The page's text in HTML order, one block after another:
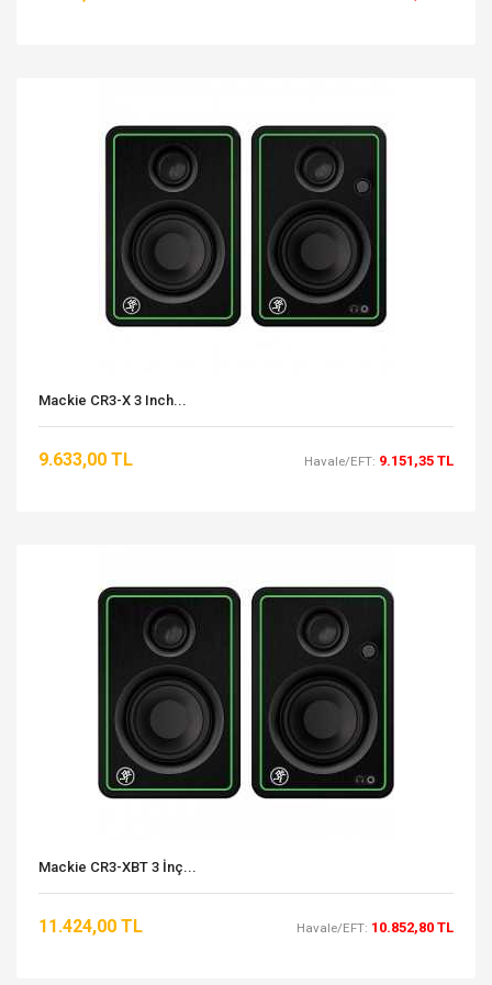
Mackie CR3-X 3 Inch...
9.633,00 TL Havale/EFT: 9.151,35 TL
Mackie CR3-XBT 3 İnç...
11.424,00 TL Havale/EFT: 10.852,80 TL